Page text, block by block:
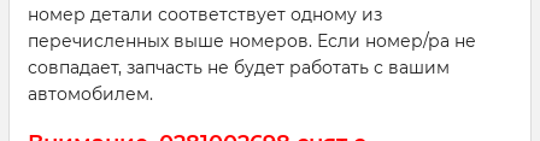
номер детали соответствует одному из
перечисленных выше номеров. Если номер/ра не
совпадает, запчасть не будет работать с вашим
автомобилем.